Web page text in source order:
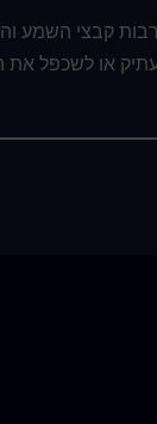
קבצי השמע
או לשכפל